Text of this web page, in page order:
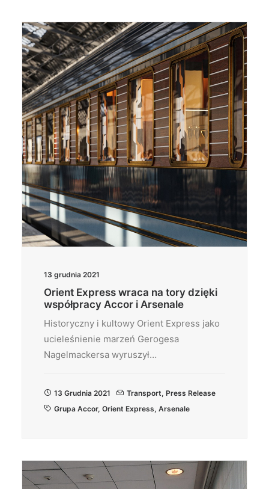
13 grudnia 2021
Orient Express wraca na tory dzięki
współpracy Accor i Arsenale
Historyczny i kultowy Orient Express jako
ucieleśnienie marzeń Gerogesa
Nagelmackersa wyruszył…
13 Grudnia 2021 Transport, Press Release
Grupa Accor, Orient Express, Arsenale